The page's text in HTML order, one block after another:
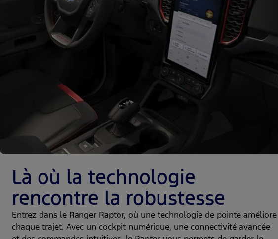
Là où la technologie
rencontre la robustesse
Entrez dans le Ranger Raptor, où une technologie de pointe améliore
chaque trajet. Avec un cockpit numérique, une connectivité avancée